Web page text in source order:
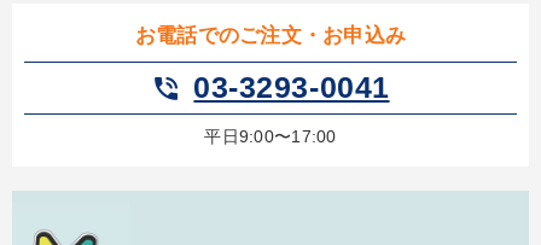
お電話でのご注文・お申込み
phone_in_talk 03-3293-0041
平日9:00〜17:00